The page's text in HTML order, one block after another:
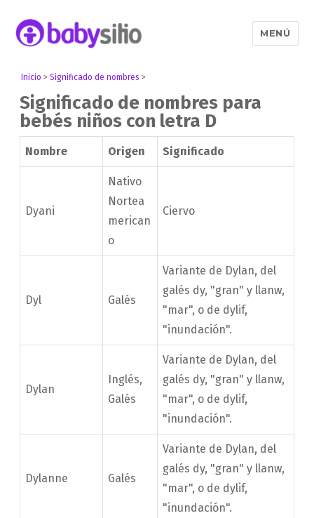
MENÚ
Inicio >Significado de nombres >
Significado de nombres para
bebés niños con letra D
Nombre Origen Significado
Dyani
Nativo
Nortea
merican
o
Ciervo
Dyl Galés
Variante de Dylan, del
galés dy, "gran" y llanw,
"mar", o de dylif,
"inundación".
Dylan
Inglés,
Galés
Variante de Dylan, del
galés dy, "gran" y llanw,
"mar", o de dylif,
"inundación".
Dylanne Galés
Variante de Dylan, del
galés dy, "gran" y llanw,
"mar", o de dylif,
"inundación".